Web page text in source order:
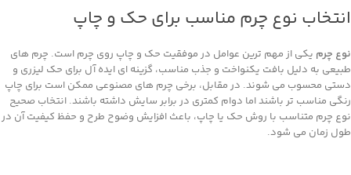
انتخاب نوع چرم مناسب برای حک و چاپ
نوع چرم یکی از مهم ‌ترین عوامل در موفقیت حک و چاپ روی چرم است. چرم‌ های
طبیعی به دلیل بافت یکنواخت و جذب مناسب، گزینه ‌ای ایده‌ آل برای حک لیزری و
دستی محسوب می ‌شوند. در مقابل، برخی چرم‌ های مصنوعی ممکن است برای چاپ
رنگی مناسب ‌تر باشند اما دوام کمتری در برابر سایش داشته باشند. انتخاب صحیح
نوع چرم متناسب با روش حک یا چاپ، باعث افزایش وضوح طرح و حفظ کیفیت آن در
طول زمان می ‌شود.